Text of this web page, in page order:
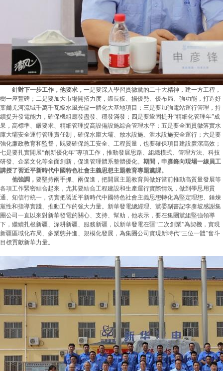
針對下一步工作，他要求， 一是要深入學習貫徹黨的二十大精神，建一方工程，
樹一座豐碑；二是要加大市場開拓力度，鍛長板、揚優勢、優布局、強功能，打造好
葉爾羌河流域千萬千瓦級水風光儲一體化大基地項目；三是要加強電站運行管理，持
續提升發電能力，確保機組應發盡發、穩發滿發；四是要鞏固提升“精細化管理年”成
果，高標準、嚴要求、精細管理提高設備設施綜合管理水平；五是要全面貫徹落實水
庫大壩安全運行管理責任制，確保水庫大壩、放水設施、泄水設施安全運行；六是要
強化廉政教育和監督，既要確保施工安全、工程質量，也要確保項目建設廉潔高效；
七是要扎實開展“創新優化年”專項工作，推動發展思路、組織模式、管理方法、科技
研發、企業文化等全面創新，促進管理體系整體優化。 期間，申彥鋒向現場一線員工
講授了習近平新時代中國特色社會主義思想主題教育專題黨課。
他強調， 要堅持兩手抓、兩促進，把開展主題教育與做好當前推動高質量發展等
各項工作緊密結合起來，尤其要結合工程建設和生產運行實際情況，做到學思用貫
通、知信行統一，切實把習近平新時代中國特色社會主義思想轉化為堅定理想、錘煉
黨性和指導實踐、推動工作的強大力量。新華發電總經理、黨委副書記李彥坡感謝集
團公司一直以來對新華發電的關心、支持、幫助，他表示，要在集團黨組堅強領導
下，繼續扎根新疆、深耕新疆、服務新疆，以新華發電在疆“二次創業”為契機，實現
新疆區域化布局、多業態并進、規模化發展，為集團公司實現新時代“三位一體”奮斗
目標貢獻新華力量。